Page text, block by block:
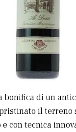
bonifica di un
il terreno
con tecnica